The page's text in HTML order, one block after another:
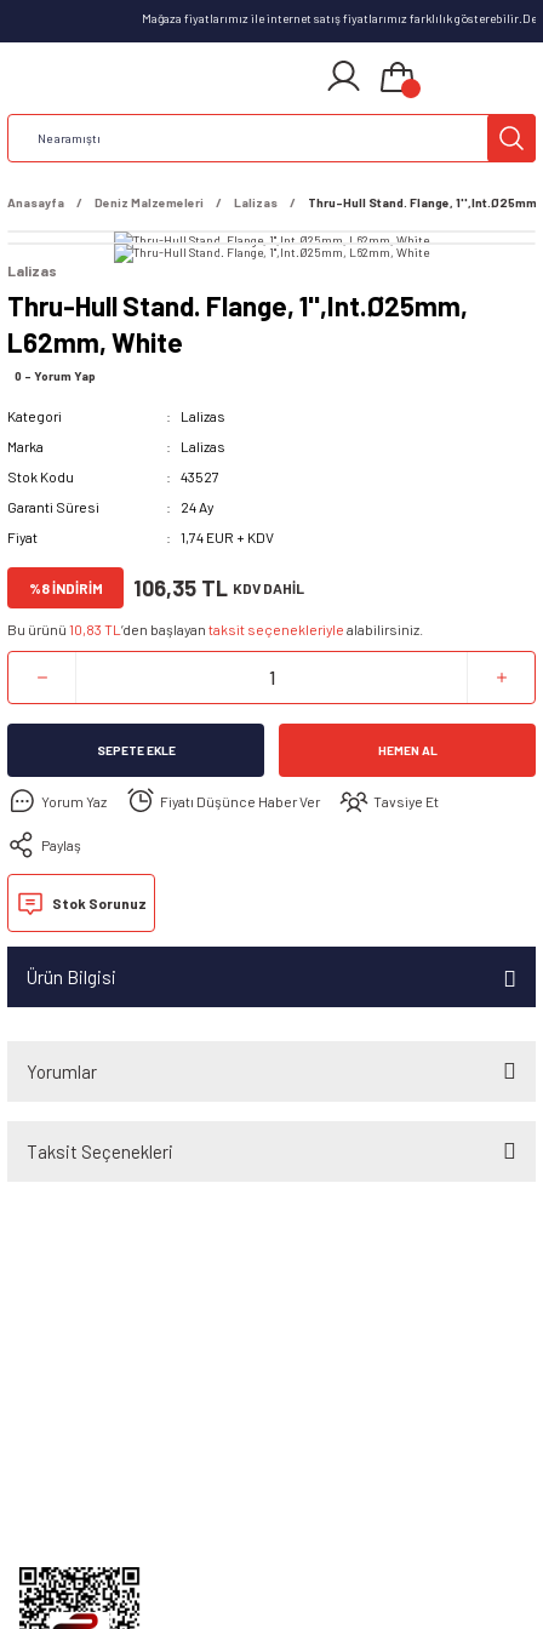
Mağaza fiyatlarımız ile internet satış fiyatlarımız farklılık
Anasayfa Deniz Malzemeleri Lalizas Thru-Hull Stand. Flange, 1'',Int.Ø25mm,
Lalizas
Thru-Hull Stand. Flange, 1'',Int.Ø25mm,
L62mm, White
0 - Yorum Yap
Kategori
Lalizas
Marka
Lalizas
Stok Kodu
43527
Garanti Süresi
24 Ay
Fiyat
1,74 EUR + KDV
%8 İNDİRİM 106,35 TL KDV DAHİL
Bu ürünü 10,83 TL ’den başlayan taksit seçenekleriyle alabilirsiniz.
SEPETE EKLE HEMEN AL
Yorum Yaz Fiyatı Düşünce Haber Ver Tavsiye Et
Paylaş
Stok Sorunuz
Ürün Bilgisi
Yorumlar
Taksit Seçenekleri